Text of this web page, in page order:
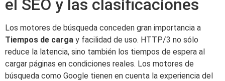
el SEO y las clasificaciones
Los motores de búsqueda conceden gran importancia a
Tiempos de carga y facilidad de uso. HTTP/3 no sólo
reduce la latencia, sino también los tiempos de espera al
cargar páginas en condiciones reales. Los motores de
búsqueda como Google tienen en cuenta la experiencia del